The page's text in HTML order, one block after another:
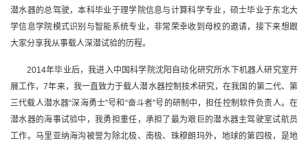
潜水器的总驾驶，本科毕业于理学院信息与计算科学专业，硕士毕业于东北大
学信息学院模式识别与智能系统专业，非常荣幸收到母校的邀请，接下来想跟
大家分享我从事载人深潜试验的历程。
2014年毕业后，我进入中国科学院沈阳自动化研究所水下机器人研究室开
展工作，7年来，我一直致力于载人潜水器控制技术研究，在我国的第二代、第
三代载人潜水器“深海勇士”号和“奋斗者”号的研制中，担任控制软件负责人。在
潜水器的海事试验中，我勇担重任，承担了最为艰巨的潜水器主驾驶室试航员
工作。马里亚纳海沟被誉为除北极、南极、珠穆朗玛外，地球的第四极，是地